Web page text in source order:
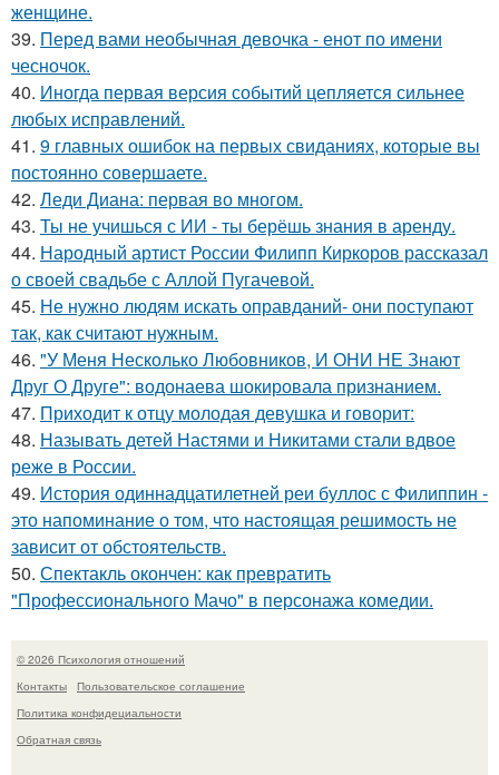
женщине.
39. Перед вами необычная девочка - енот по имени
чесночок.
40. Иногда первая версия событий цепляется сильнее
любых исправлений.
41. 9 главных ошибок на первых свиданиях, которые вы
постоянно совершаете.
42. Леди Диана: первая во многом.
43. Ты не учишься с ИИ - ты берёшь знания в аренду.
44. Народный артист России Филипп Киркоров рассказал
о своей свадьбе с Аллой Пугачевой.
45. Не нужно людям искать оправданий- они поступают
так, как считают нужным.
46. "У Меня Несколько Любовников, И ОНИ НЕ Знают
Друг О Друге": водонаева шокировала признанием.
47. Приходит к отцу молодая девушка и говорит:
48. Называть детей Настями и Никитами стали вдвое
реже в России.
49. История одиннадцатилетней реи буллос с Филиппин -
это напоминание о том, что настоящая решимость не
зависит от обстоятельств.
50. Спектакль окончен: как превратить
"Профессионального Мачо" в персонажа комедии.
© 2026 Психология отношений
Контакты
Пользовательское соглашение
Политика конфидециальности
Обратная связь